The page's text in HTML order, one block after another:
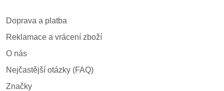
Doprava a platba
Reklamace a vrácení zboží
O nás
Nejčastější otázky (FAQ)
Značky